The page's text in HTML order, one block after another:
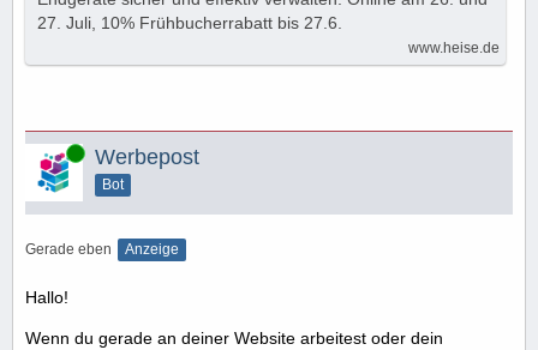
27. Juli, 10% Frühbucherrabatt bis 27.6.
www.heise.de
Online Werbepost
Bot
Gerade eben Anzeige
Hallo!
Wenn du gerade an deiner Website arbeitest oder dein